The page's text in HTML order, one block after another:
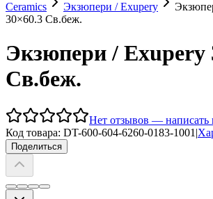
Ceramics
Экзюпери / Exupery
30×60.3 Св.беж.
Экзюпери / Exupery
Св.беж.
Нет отзывов — написать
Код товара: DT-600-604-6260-0183-1001 |
Поделиться